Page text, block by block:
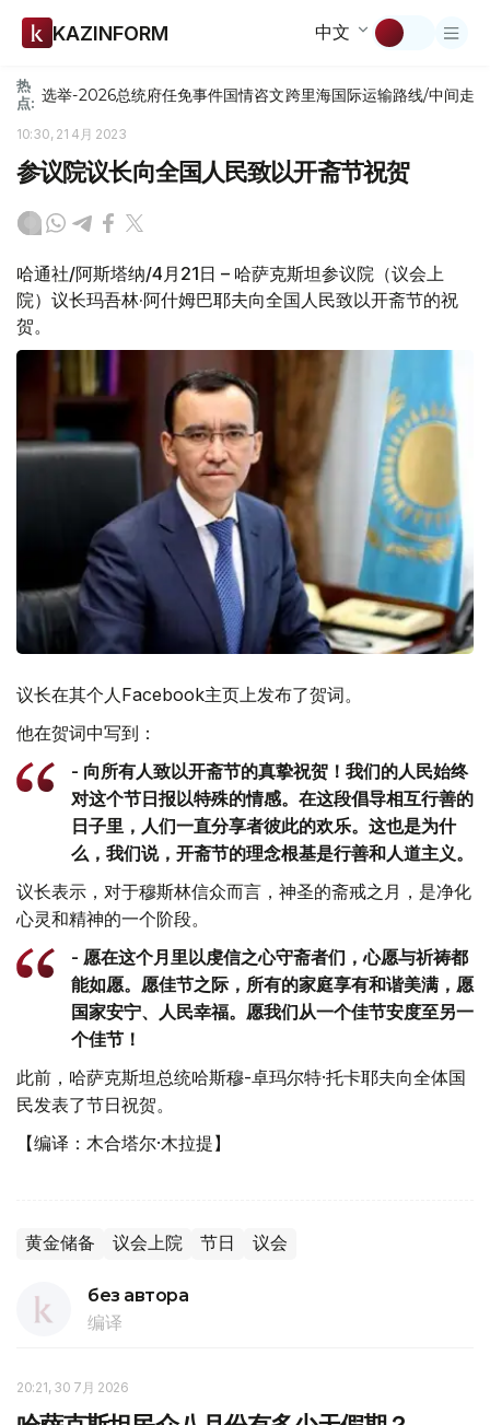
KAZINFORM 中文
热
点: 选举-2026总统府任免事件国情咨文跨里海国际运输路线/中间走廊
10:30, 21 4月 2023
参议院议长向全国人民致以开斋节祝贺
哈通社/阿斯塔纳/4月21日 – 哈萨克斯坦参议院（议会上
院）议长玛吾林·阿什姆巴耶夫向全国人民致以开斋节的祝
贺。
议长在其个人Facebook主页上发布了贺词。
他在贺词中写到：
- 向所有人致以开斋节的真挚祝贺！我们的人民始终
对这个节日报以特殊的情感。在这段倡导相互行善的
日子里，人们一直分享者彼此的欢乐。这也是为什
么，我们说，开斋节的理念根基是行善和人道主义。
议长表示，对于穆斯林信众而言，神圣的斋戒之月，是净化
心灵和精神的一个阶段。
- 愿在这个月里以虔信之心守斋者们，心愿与祈祷都
能如愿。愿佳节之际，所有的家庭享有和谐美满，愿
国家安宁、人民幸福。愿我们从一个佳节安度至另一
个佳节！
此前，哈萨克斯坦总统哈斯穆-卓玛尔特·托卡耶夫向全体国
民发表了节日祝贺。
【编译：木合塔尔·木拉提】
黄金储备 议会上院 节日 议会
без автора
编译
20:21, 30 7月 2026